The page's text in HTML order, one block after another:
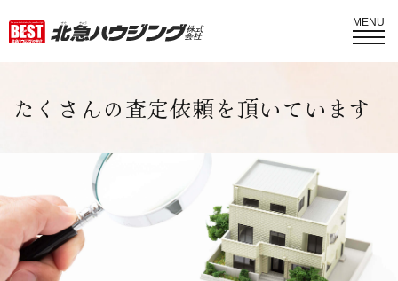
MENU
たくさんの査定依頼を頂いています